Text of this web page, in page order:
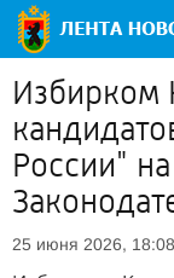
Избирком
России"
25 июня 2026, 18:08